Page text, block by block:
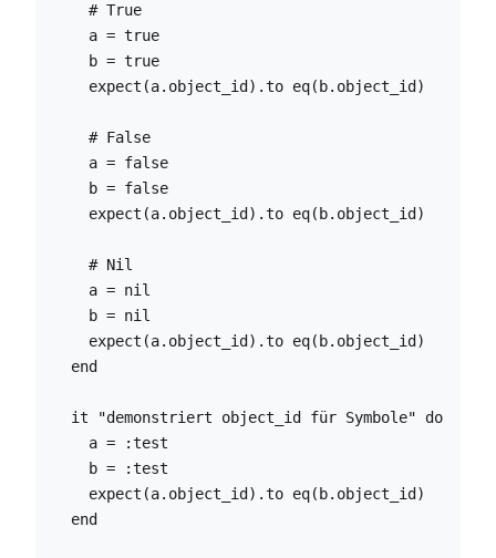
    # True
    a = true
    b = true
    expect(a.object_id).to eq(b.object_id)
    # False
    a = false
    b = false
    expect(a.object_id).to eq(b.object_id)
    # Nil
    a = nil
    b = nil
    expect(a.object_id).to eq(b.object_id)
  end
  it "demonstriert object_id für Symbole" do
    a = :test
    b = :test
    expect(a.object_id).to eq(b.object_id)
  end